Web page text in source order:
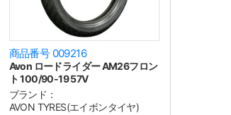
商品番号 009216
Avon ロードライダー AM26フロン
ト 100/90-19 57V
ブランド：
AVON TYRES(エイボンタイヤ)